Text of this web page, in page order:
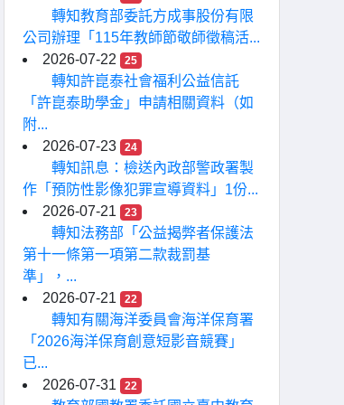
轉知教育部委託方成事股份有限
公司辦理「115年教師節敬師徵稿活...
2026-07-22
25
轉知許崑泰社會福利公益信託
「許崑泰助學金」申請相關資料（如
附...
2026-07-23
24
轉知訊息：檢送內政部警政署製
作「預防性影像犯罪宣導資料」1份...
2026-07-21
23
轉知法務部「公益揭弊者保護法
第十一條第一項第二款裁罰基
準」，...
2026-07-21
22
轉知有關海洋委員會海洋保育署
「2026海洋保育創意短影音競賽」
已...
2026-07-31
22